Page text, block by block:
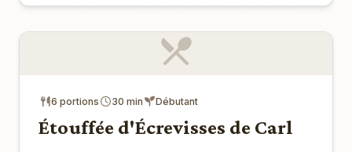
6 portions 30 min Débutant
Étouffée d'Écrevisses de Carl